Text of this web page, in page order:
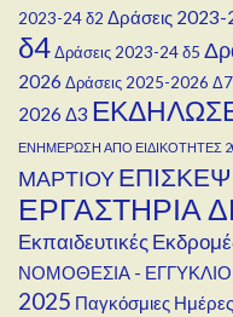
2023-24 δ2 Δράσεις 2023-
δ4Δράσεις 2023-24 δ5
2026 Δράσεις 2025-2026 Δ7
2026 Δ3
ΕΝΗΜΕΡΩΣΗ ΑΠΟ ΕΙΔΙΚΟΤΗΤΕΣ
ΜΑΡΤΙΟΥ
ΕΡΓΑΣΤΗΡΙΑ
Εκπαιδευτικές
ΝΟΜΟΘΕΣΙΑ -
2025 Παγκόσμιες